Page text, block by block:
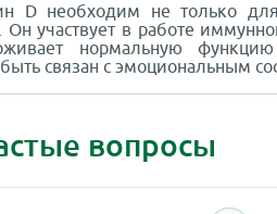
D необходим не только
Он участвует в работе
нормальную
связан с эмоциональным
вопросы